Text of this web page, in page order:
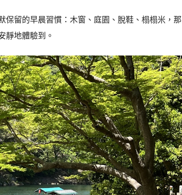
留的早晨習慣：木窗、庭園、脫鞋、榻榻米，那
靜地體驗到。